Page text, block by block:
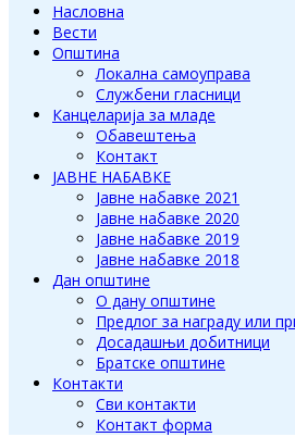
Насловна
Вести
Општина
Локална самоуправа
Службени гласници
Канцеларија за младе
Обавештења
Контакт
ЈАВНЕ НАБАВКЕ
Јавне набавке 2021
Јавне набавке 2020
Јавне набавке 2019
Јавне набавке 2018
Дан општине
О дану општине
Предлог за награду или
Досадашњи добитници
Братске општине
Контакти
Сви контакти
Контакт форма